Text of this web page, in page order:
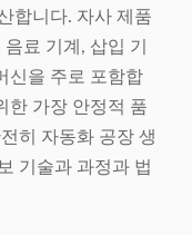
합니다. 자사 제품
료 기계, 삽입 기
신을 주로 포함합
한 가장 안정적 품
히 자동화 공장 생
기술과 과정과 법